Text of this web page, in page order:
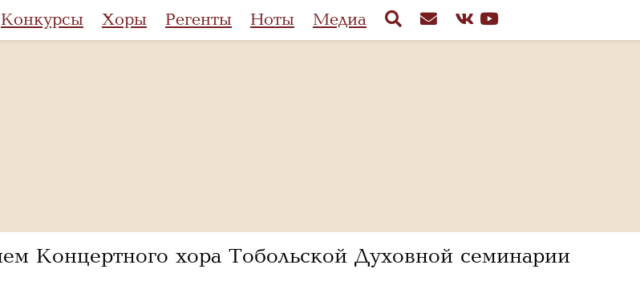
Конкурсы Хоры Регенты Ноты Медиа
Концертного хора Тобольской Духовной семинарии